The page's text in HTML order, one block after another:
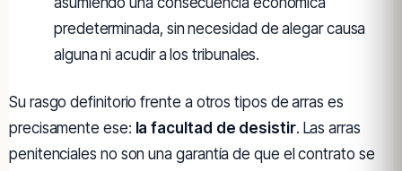
predeterminada, sin necesidad de alegar causa
alguna ni acudir a los tribunales.
Su rasgo definitorio frente a otros tipos de arras es
precisamente ese: la facultad de desistir. Las arras
penitenciales no son una garantía de que el contrato se